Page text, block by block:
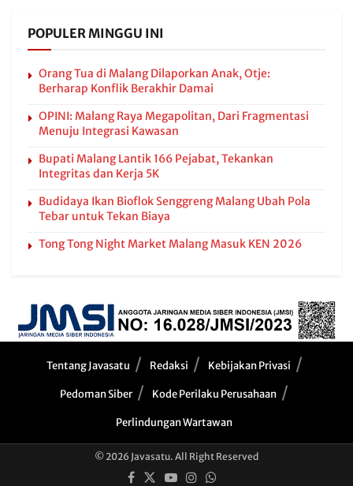
POPULER MINGGU INI
Orang Tua di Malang Dilaporkan Anak, Otje:
Berharap Konflik Berakhir Damai
OPINI: Malang Raya Megapolitan, Dari Fragmentasi
Menuju Integrasi Kawasan
Bupati Malang Lantik 166 Pejabat, Tekankan
Integritas dan Kerja 5K
Budidaya Ikan Bioflok Senggreng Malang Ubah Pola
Tebar untuk Tekan Biaya
Tong Tong Night Market Malang Masuk KEN 2026
Tentang Javasatu Redaksi Kebijakan Privasi
Pedoman Siber Kode Perilaku Perusahaan
Perlindungan Wartawan
© 2026 Javasatu. All Right Reserved